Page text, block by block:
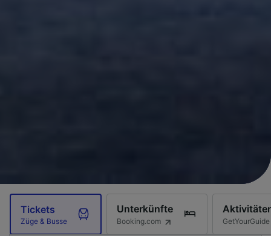
Tickets
Züge & Busse
Unterkünfte
Booking.com GetYourGuide